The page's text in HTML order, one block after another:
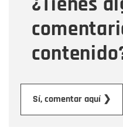
Sí, comentar aquí ❯